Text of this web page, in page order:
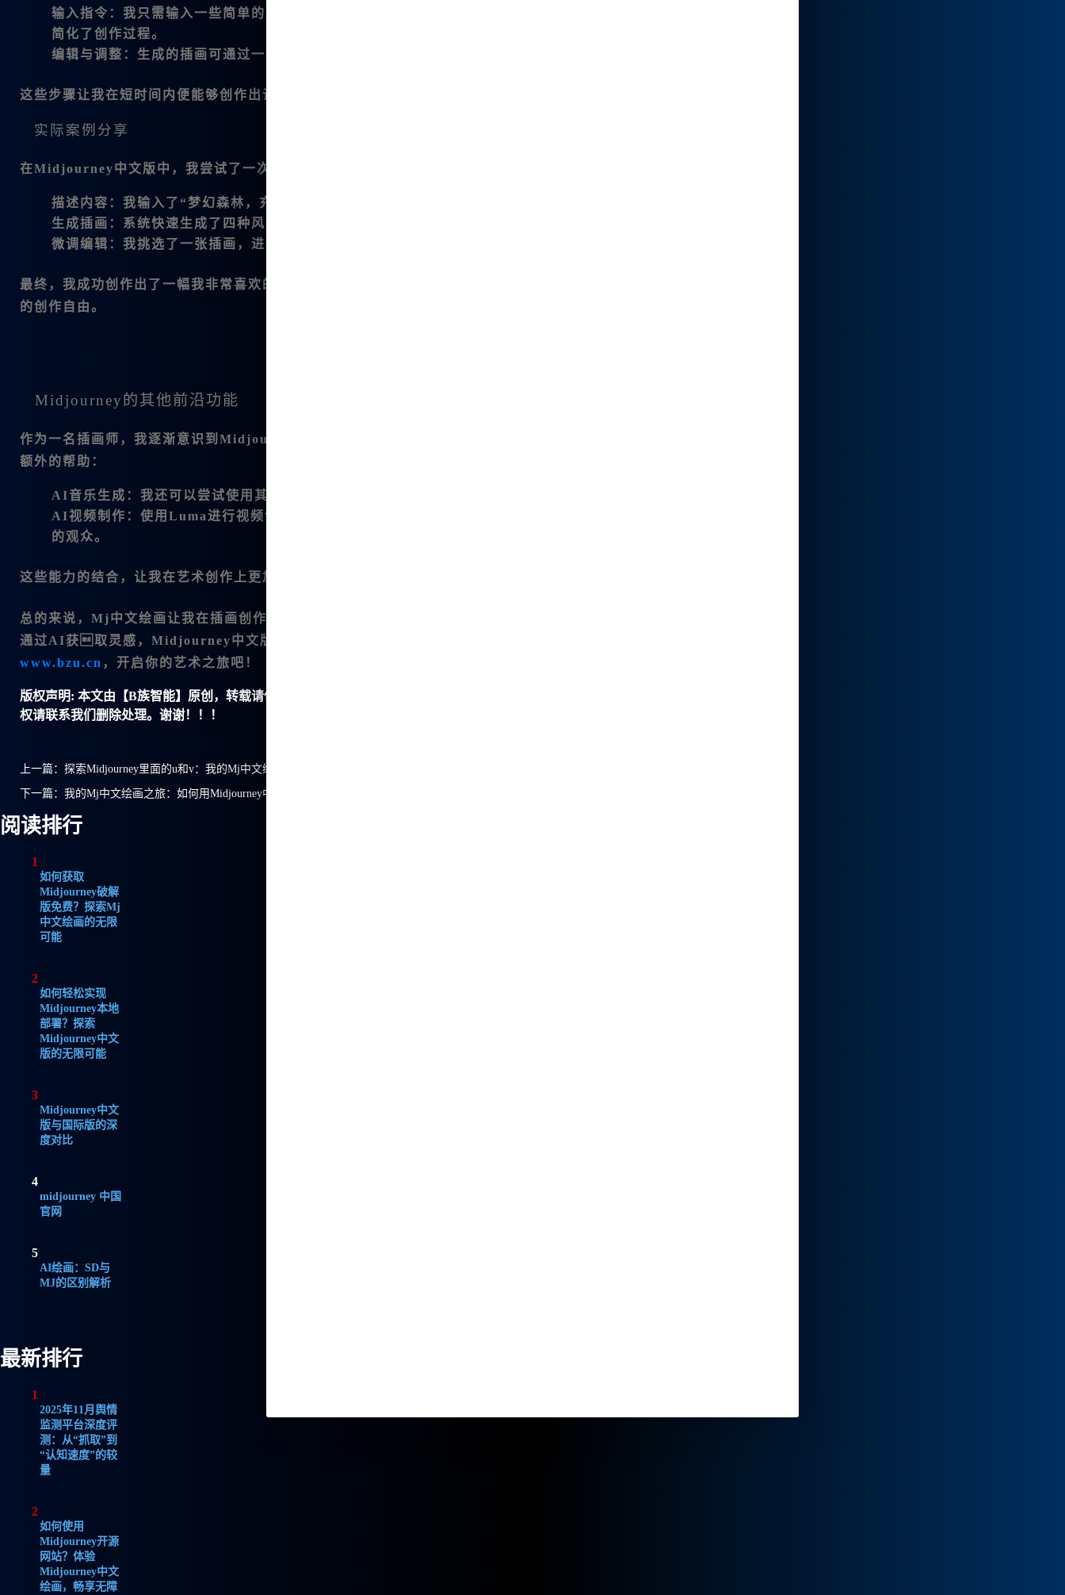
输入指令 ：我只需输入一些简单的中文关键词，系统便能根据我的描述生成我想要的插画。这种
简化了创作过程。
编辑与调整 ：生成的插画可通过一键分割和编辑，直接调整，确保每个细节都符合我的期望。
这些步骤让我在短时间内便能够创作出让我满意的作品。
实际案例分享
在Midjourney中文版中，我尝试了一次关于
描述内容 ：我输入了“梦幻森林，充满光线，神秘的生物”，并选择了一个柔和的色调。
生成插画 ：系统快速生成了四种风格的插画供我选择。
微调编辑 ：我挑选了一张插画，进行细微调整，比如修改了生物的颜色，使其更加活泼可爱。
最终，我成功创作出了一幅我非常喜欢的插画，整个人的成就感爆棚。这就是
的创作自由。
Midjourney的其他前沿功能
作为一名插画师，我逐渐意识到Midjourney不仅仅是一个插画创作工具。它的许多其他功能，也为我的创作带来了
额外的帮助：
AI音乐生成 ：我还可以尝试使用其音乐生成功能，创造出与插画气氛相符的背景音乐，增强作品的多样性。
AI视频制作 ：使用Luma进行视频创作，我可以将插画结合成动感十足的视频，这样的组合往往能够吸引更多
的观众。
这些能力的结合，让我在艺术创作上更加游刃有余。
总的来说， Mj中文绘画让我在插画创作的过程中感受到了极大的自由与乐趣。无论是生成高质量的插画，还是
通过AI获取灵感，Midjourney中文版的功能都让我受益匪浅。如果你也想体验这样便捷的创作过程，不妨访问
www.bzu.cn ，开启你的艺术之旅吧！
版权声明: 本文由【B族智能】原创，转载请保留链接: https://www.bzu.cn/news/show/9349.html，部分文章内容来源网络，如有侵
权请联系我们删除处理。谢谢！！！
上一篇： 探索Midjourney里面的u和v：我的Mj中文绘画之旅
下一篇： 我的Mj中文绘画之旅：如何用Midjourney中文版轻松创作
阅读排行
1
如何获取
Midjourney破解
版免费？探索Mj
中文绘画的无限
可能
2
如何轻松实现
Midjourney本地
部署？探索
Midjourney中文
版的无限可能
3
Midjourney中文
版与国际版的深
度对比
4
midjourney 中国
官网
5
AI绘画：SD与
MJ的区别解析
最新排行
1
2025年11月舆情
监测平台深度评
测：从“抓取”到
“认知速度”的较
量
2
如何使用
Midjourney开源
网站？体验
Midjourney中文
绘画，畅享无障